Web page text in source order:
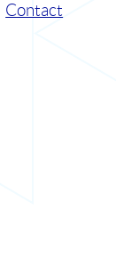
Contact